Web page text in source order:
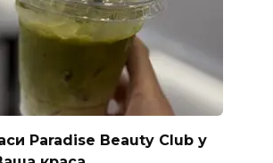
Paradise Beauty Club у